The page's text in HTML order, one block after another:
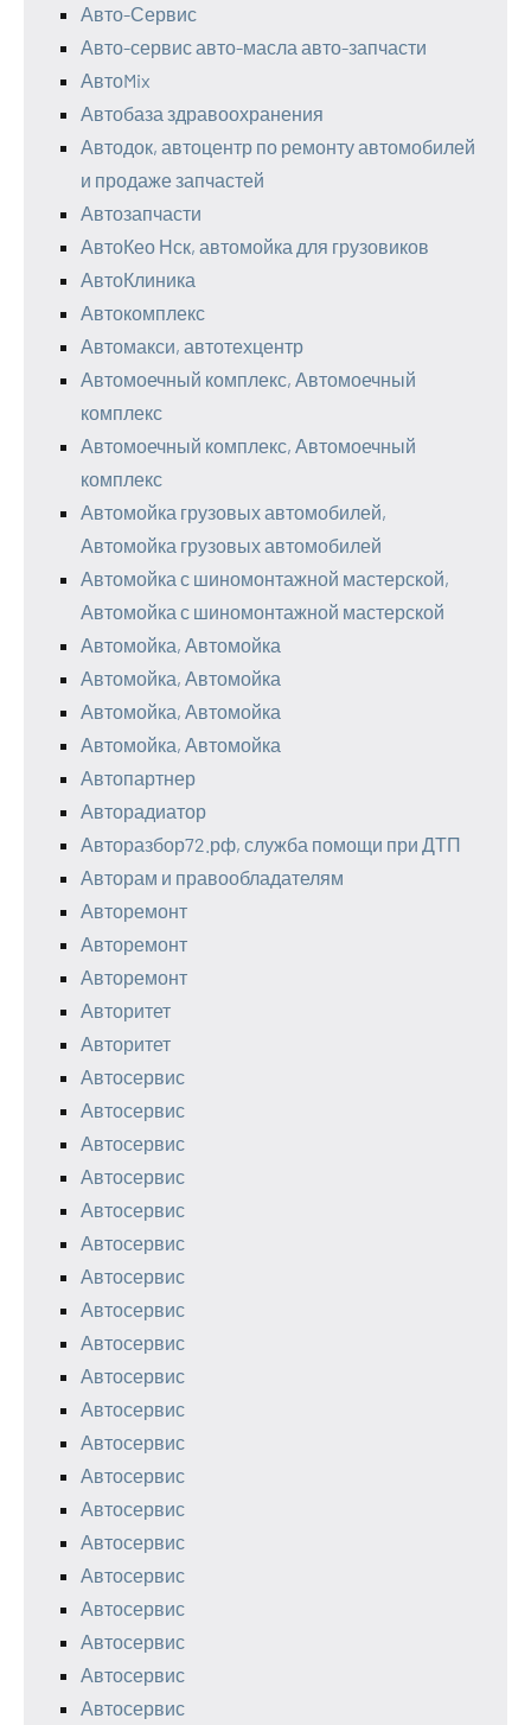
Авто-Сервис
Авто-сервис авто-масла авто-запчасти
АвтоMix
Автобаза здравоохранения
Автодок, автоцентр по ремонту автомобилей
и продаже запчастей
Автозапчасти
АвтоКео Нск, автомойка для грузовиков
АвтоКлиника
Автокомплекс
Автомакси, автотехцентр
Автомоечный комплекс, Автомоечный
комплекс
Автомоечный комплекс, Автомоечный
комплекс
Автомойка грузовых автомобилей,
Автомойка грузовых автомобилей
Автомойка с шиномонтажной мастерской,
Автомойка с шиномонтажной мастерской
Автомойка, Автомойка
Автомойка, Автомойка
Автомойка, Автомойка
Автомойка, Автомойка
Автопартнер
Авторадиатор
Авторазбор72.рф, служба помощи при ДТП
Авторам и правообладателям
Авторемонт
Авторемонт
Авторемонт
Авторитет
Авторитет
Автосервис
Автосервис
Автосервис
Автосервис
Автосервис
Автосервис
Автосервис
Автосервис
Автосервис
Автосервис
Автосервис
Автосервис
Автосервис
Автосервис
Автосервис
Автосервис
Автосервис
Автосервис
Автосервис
Автосервис